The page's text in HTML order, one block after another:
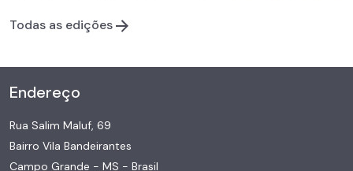
Todas as edições
Endereço
Rua Salim Maluf, 69
Bairro Vila Bandeirantes
Campo Grande - MS - Brasil